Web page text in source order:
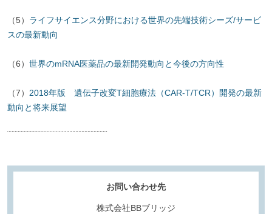
（5） ライフサイエンス分野における世界の先端技術シーズ/サービ
スの最新動向
（6） 世界のmRNA医薬品の最新開発動向と今後の方向性
（7） 2018年版 遺伝子改変T細胞療法（CAR-T/TCR）開発の最新
動向と将来展望
¨¨¨¨¨¨¨¨¨¨¨¨¨¨¨¨¨¨¨¨¨¨¨¨¨¨¨¨¨¨¨¨¨
お問い合わせ先
株式会社BBブリッジ